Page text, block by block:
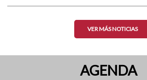
VER MÁS NOTICIAS
AGENDA